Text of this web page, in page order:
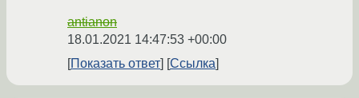
antianon
18.01.2021 14:47:53 +00:00
Показать ответ
Ссылка